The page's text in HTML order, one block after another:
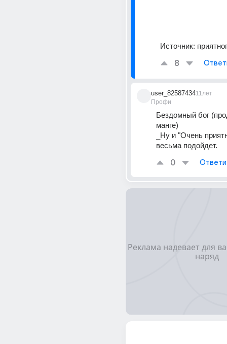
Источник:
8
user_82587434
Профи
11лет
Бездомный бог
манге)
_Ну и "Очень
весьма подойдет.
0